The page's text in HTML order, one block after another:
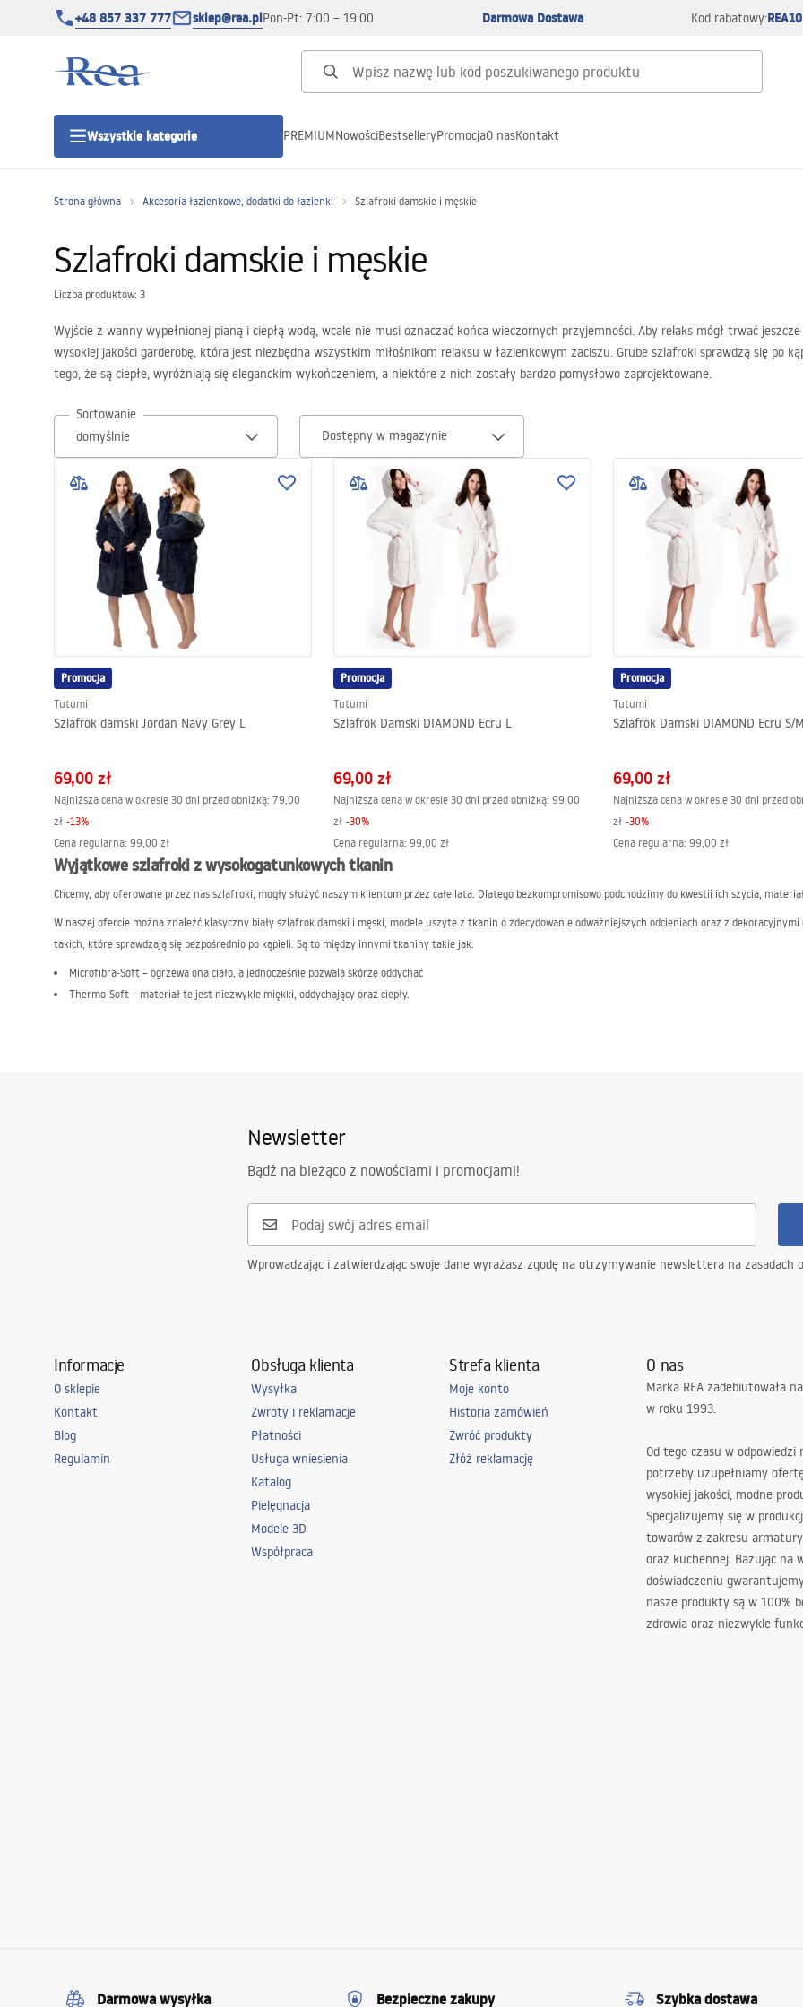
+48 857 337 777 sklep@rea.plPon-Pt: 7:00 – 19:00 Darmowa Dostawa Kod rabatowy:REA10
Wszystkie kategorie
Kategorie produktowe
Drzwi prysznicowe
Brodziki prysznicowe
Toalety, ubikacje
Umywalki
Wanny i parawany
Baterie
Natryski
PREMIUMNowościBestselleryPromocjaO nasKontakt
Strona główna Akcesoria łazienkowe, dodatki do łazienki Szlafroki damskie i męskie
Szlafroki damskie i męskie
Liczba produktów: 3
Wyjście z wanny wypełnionej pianą i ciepłą wodą, wcale nie musi oznaczać końca wieczornych przyjemności. Aby relaks mógł trwać
wysokiej jakości garderobę, która jest niezbędna wszystkim miłośnikom relaksu w łazienkowym zaciszu. Grube szlafroki sprawdzą się po
tego, że są ciepłe, wyróżniają się eleganckim wykończeniem, a niektóre z nich zostały bardzo pomysłowo zaprojektowane.
nich nie tylko komfortowo, ale też modnie. Tę domową garderobę można szybko pokochać za jej puszystość, miękkość i świetny krój.
Sortowanie
Dostępny w magazynie
Promocja
Tutumi
Szlafrok damski Jordan Navy Grey L
69,00 zł
Najniższa cena w okresie 30 dni przed obniżką: 79,00
zł -13%
Cena regularna: 99,00 zł
Promocja
Tutumi
Szlafrok Damski DIAMOND Ecru L
69,00 zł
Najniższa cena w okresie 30 dni przed obniżką: 99,00
zł -30%
Cena regularna: 99,00 zł
Promocja
Tutumi
Szlafrok Damski DIAMOND Ecru S/M
69,00 zł
Najniższa cena w okresie 30 dni przed
zł -30%
Cena regularna: 99,00 zł
Wyjątkowe szlafroki z wysokogatunkowych tkanin
Chcemy, aby oferowane przez nas szlafroki, mogły służyć naszym klientom przez całe lata. Dlatego bezkompromisowo podchodzimy do kwestii ich szycia,
W naszej ofercie można znaleźć klasyczny biały szlafrok damski i męski, modele uszyte z tkanin o zdecydowanie odważniejszych odcieniach oraz z
takich, które sprawdzają się bezpośrednio po kąpieli. Są to między innymi tkaniny takie jak:
Microfibra-Soft – ogrzewa ona ciało, a jednocześnie pozwala skórze oddychać
Thermo-Soft – materiał te jest niezwykle miękki, oddychający oraz ciepły.
Newsletter
Bądź na bieżąco z nowościami i promocjami!
Wprowadzając i zatwierdzając swoje dane wyrażasz zgodę na otrzymywanie newslettera na zasadach
Informacje
O sklepie
Kontakt
Blog
Regulamin
Obsługa klienta
Wysyłka
Zwroty i reklamacje
Płatności
Usługa wniesienia
Katalog
Pielęgnacja
Modele 3D
Współpraca
Strefa klienta
Moje konto
Historia zamówień
Zwróć produkty
Złóż reklamację
O nas
Marka REA zadebiutowała
w roku 1993.
Od tego czasu w odpowiedzi
potrzeby uzupełniamy
wysokiej jakości, modne
Specjalizujemy się w
towarów z zakresu
oraz kuchennej. Bazując na
doświadczeniu
nasze produkty są w 100%
zdrowia oraz niezwykle
Darmowa wysyłka Bezpieczne zakupy Szybka dostawa